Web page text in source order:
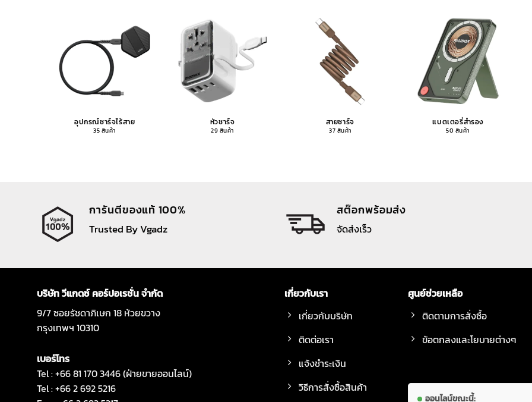
อุปกรณ์ชาร์จไร้สาย
35 สินค้า
หัวชาร์จ
29 สินค้า
สายชาร์จ
37 สินค้า
แบตเตอรี่สำรอง
50 สินค้า
การันตีของแท้ 100%
Trusted By Vgadz
สต๊อกพร้อมส่ง
จัดส่งเร็ว
บริษัท วีแกดซ์ คอร์ปอเรชั่น จำกัด
9/7 ซอยรัชดาภิเษก 18 ห้วยขวาง
กรุงเทพฯ 10310
เบอร์โทร
Tel : +66 81 170 3446 (ฝ่ายขายออนไลน์)
Tel : +66 2 692 5216
เกี่ยวกับเรา
เกี่ยวกับบริษัท
ติดต่อเรา
แจ้งชำระเงิน
วิธีการสั่งซื้อสินค้า
ศูนย์ช่วยเหลือ
ติดตามการสั่งซื้อ
ข้อตกลงและโยบายต่างๆ
ออนไลน์ขณะนี้: